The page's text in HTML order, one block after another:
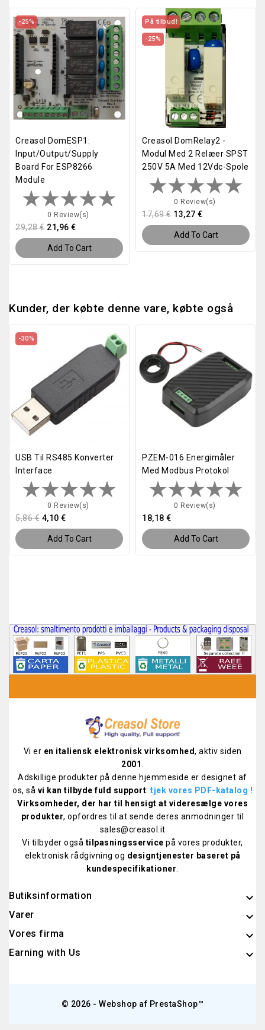
Creasol DomESP1:
Input/output/supply
Board For ESP8266
Module
0 Review(s)
29,28 € 21,96 €
Add To Cart
-25%
Creasol DomRelay2 -
Modul Med 2 Relæer SPST
250V 5A Med 12Vdc-Spole
0 Review(s)
17,69 € 13,27 €
Add To Cart
På tilbud!
-25%
Kunder, der købte denne vare, købte også
USB Til RS485 Konverter
Interface
0 Review(s)
5,86 € 4,10 €
Add To Cart
-30%
PZEM-016 Energimåler
Med Modbus Protokol
0 Review(s)
18,18 €
Add To Cart
Vi er en italiensk elektronisk virksomhed, aktiv siden
2001
Adskillige produkter på denne hjemmeside er designet af
os, så vi kan tilbyde fuld support: tjek vores PDF-katalog !
Virksomheder, der har til hensigt at videresælge vores
produkter, opfordres til at sende deres anmodninger til
sales@creasol.it
Vi tilbyder også tilpasningsservice på vores produkter,
elektronisk rådgivning og designtjenester baseret på
kundespecifikationer
Butiksinformation keyboard_arrow_down
Varer 
Vores firma 
Earning with Us 
© 2026 - Webshop af PrestaShop™